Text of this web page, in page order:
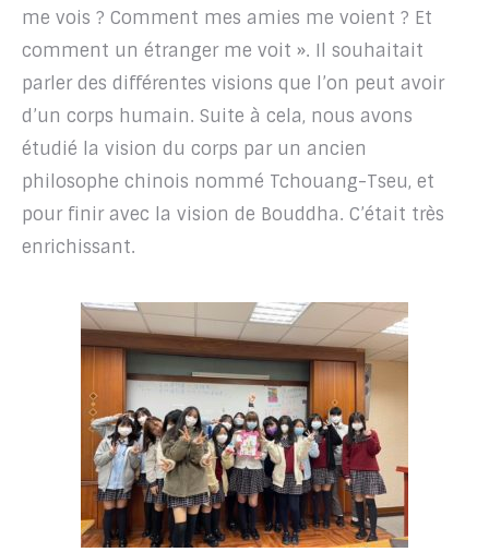
me vois ? Comment mes amies me voient ? Et
comment un étranger me voit ». Il souhaitait
parler des différentes visions que l’on peut avoir
d’un corps humain. Suite à cela, nous avons
étudié la vision du corps par un ancien
philosophe chinois nommé Tchouang-Tseu, et
pour finir avec la vision de Bouddha. C’était très
enrichissant.